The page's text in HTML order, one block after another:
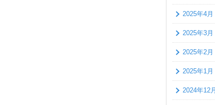
2025年4月
2025年3月
2025年2月
2025年1月
2024年12月